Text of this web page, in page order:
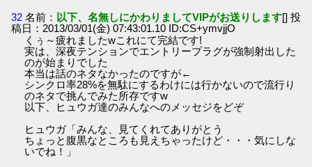
32 名前： 以下、名無しにかわりましてVIPがお送りします[] 投
稿日：2013/03/01(金) 07:43:01.10 ID:CS+ymvjjO
くぅ～疲れましたwこれにて完結です!
実は、深夜テンションでエントリープラグが強制射出した
のが始まりでした
本当は話のネタなかったのですが←
シンクロ率28%を無駄にするわけには行かないので流行り
のネタで挑んでみた所存ですw
以下、ヒュウガ達のみんなへのメッセジをどぞ
ヒュウガ「みんな、見てくれてありがとう
ちょっと腹黒なところも見えちゃったけど・・・気にしな
いでね！」